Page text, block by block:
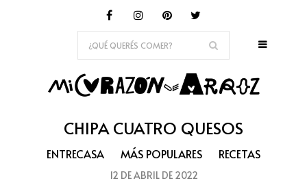
CHIPA CUATRO QUESOS
ENTRECASA MÁS POPULARES RECETAS
12 DE ABRIL DE 2022